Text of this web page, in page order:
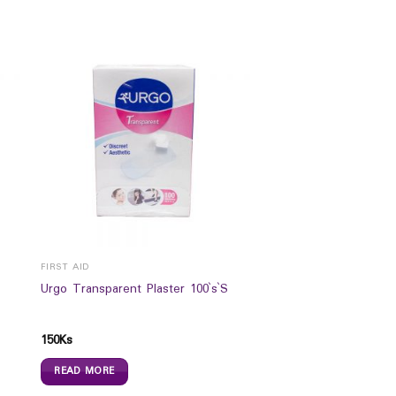
FIRST AID
Urgo Transparent Plaster 100`s`S
150Ks
READ MORE